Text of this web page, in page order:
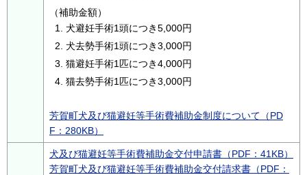
（補助金額）
犬避妊手術1頭につき5,000円
犬去勢手術1頭につき3,000円
猫避妊手術1匹につき4,000円
猫去勢手術1匹につき3,000円
芳賀町犬及び猫避妊等手術費補助金制度について（PD
F：280KB）
犬及び猫避妊等手術費補助金交付申請書（PDF：41KB）
芳賀町犬及び猫避妊等手術費補助金交付請求書（PDF：